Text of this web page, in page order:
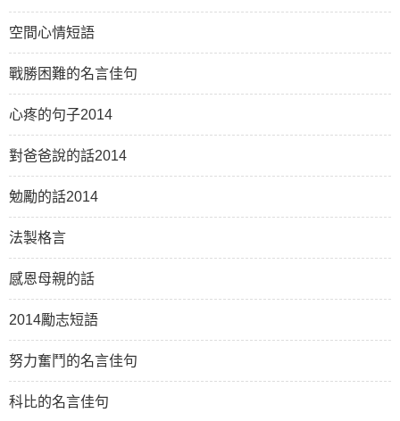
空間心情短語
戰勝困難的名言佳句
心疼的句子2014
對爸爸說的話2014
勉勵的話2014
法製格言
感恩母親的話
2014勵志短語
努力奮鬥的名言佳句
科比的名言佳句